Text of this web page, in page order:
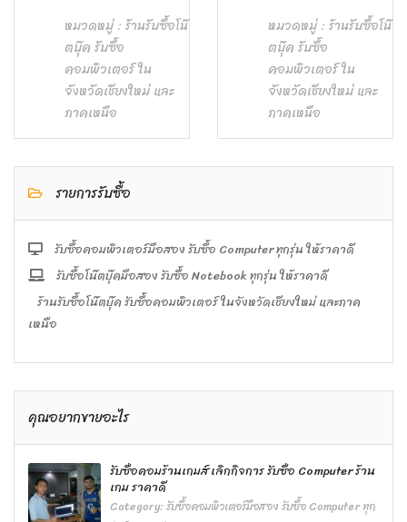
หมวดหมู่ : ร้านรับซื้อโน๊
ตบุ๊ค รับซื้อ
คอมพิวเตอร์ ใน
จังหวัดเชียงใหม่ และ
ภาคเหนือ
หมวดหมู่ : ร้านรับซื้อโน๊
ตบุ๊ค รับซื้อ
คอมพิวเตอร์ ใน
จังหวัดเชียงใหม่ และ
ภาคเหนือ
รายการรับซื้อ
รับซื้อคอมพิวเตอร์มือสอง รับซื้อ Computer ทุกรุ่น ให้ราคาดี
รับซื้อโน๊ตบุ๊คมือสอง รับซื้อ Notebook ทุกรุ่น ให้ราคาดี
ร้านรับซื้อโน๊ตบุ๊ค รับซื้อคอมพิวเตอร์ ในจังหวัดเชียงใหม่ และภาค
เหนือ
คุณอยากขายอะไร
รับซื้อคอมร้านเกมส์ เลิกกิจการ รับซื้อ Computer ร้าน
เกม ราคาดี
Category:รับซื้อคอมพิวเตอร์มือสอง รับซื้อ Computer ทุก